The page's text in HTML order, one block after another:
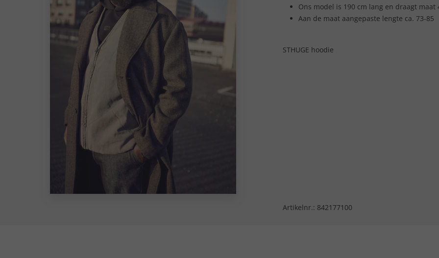
Ons model is 190 cm lang en draagt maat
Aan de maat aangepaste lengte ca. 73-85
STHUGE hoodie
Artikelnr.: 842177100